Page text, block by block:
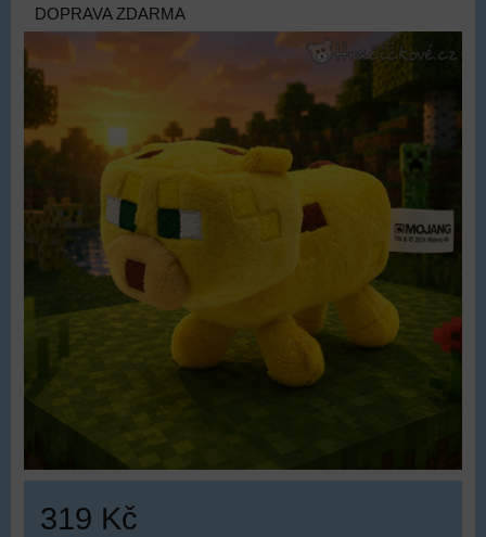
DOPRAVA ZDARMA
319 Kč